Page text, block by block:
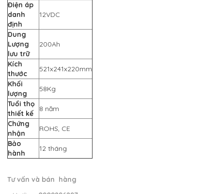
Điện áp
danh
định
12VDC
Dung
Lượng
lưu trữ
200Ah
Kích
thước
521x241x220mm
Khối
lượng
58Kg
Tuổi thọ
thiết kế
8 năm
Chứng
nhận
ROHS, CE
Bảo
hành
12 tháng
Tư vấn và bán hàng